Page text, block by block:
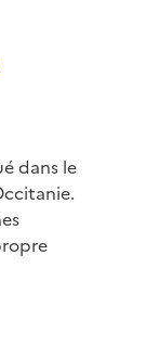
dans le